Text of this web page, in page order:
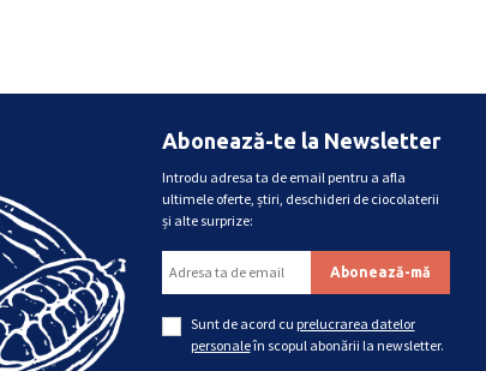
Abonează-te la Newsletter
Introdu adresa ta de email pentru a afla
ultimele oferte, știri, deschideri de ciocolaterii
și alte surprize:
Sunt de acord cu prelucrarea datelor
personaleîn scopul abonării la newsletter.